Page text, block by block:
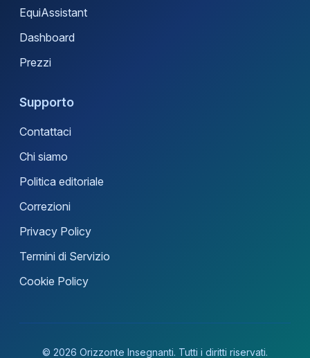
EquiAssistant
Dashboard
Prezzi
Supporto
Contattaci
Chi siamo
Politica editoriale
Correzioni
Privacy Policy
Termini di Servizio
Cookie Policy
© 2026 Orizzonte Insegnanti. Tutti i diritti riservati.